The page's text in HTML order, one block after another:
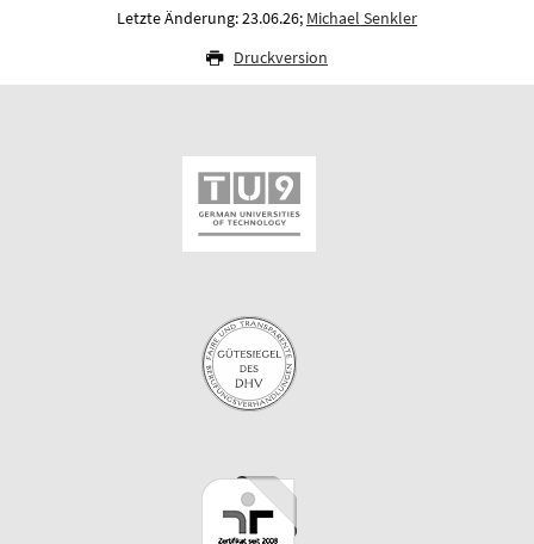
Letzte Änderung: 23.06.26; Michael Senkler
Druckversion